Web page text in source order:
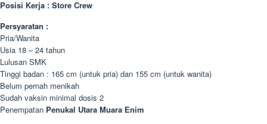
Posisi Kerja : Store Crew
Persyaratan :
Pria/Wanita
Usia 18 – 24 tahun
Lulusan SMK
Tinggi badan : 165 cm (untuk pria) dan 155 cm (untuk wanita)
Belum pernah menikah
Sudah vaksin minimal dosis 2
Penempatan Penukal Utara Muara Enim